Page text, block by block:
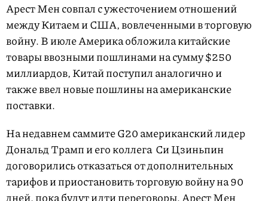
Арест Мен совпал с ужесточением отношений
между Китаем и США, вовлеченными в торговую
войну. В июле Америка обложила китайские
товары ввозными пошлинами на сумму $250
миллиардов, Китай поступил аналогично и
также ввел новые пошлины на американские
поставки.
На недавнем саммите G20 американский лидер
Дональд Трамп и его коллега Си Цзиньпин
договорились отказаться от дополнительных
тарифов и приостановить торговую войну на 90
дней, пока будут идти переговоры. Арест Мен